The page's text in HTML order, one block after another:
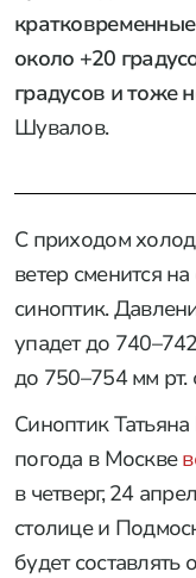
около +20
градусов и тоже
Шувалов.
С приходом
ветер сменится
синоптик.
упадет до
до 750–754 мм рт.
Синоптик
погода в Москве
в четверг, 24
столице и
будет составлять